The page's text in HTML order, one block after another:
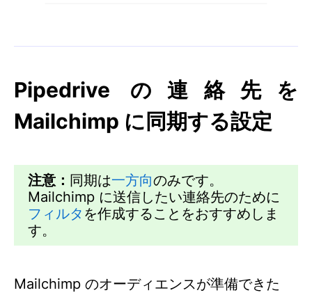
Pipedrive の連絡先を
Mailchimp に同期する設定
注意： 同期は一方向のみです。
Mailchimp に送信したい連絡先のために
フィルタ を作成することをおすすめしま
す。
Mailchimp のオーディエンスが準備できた